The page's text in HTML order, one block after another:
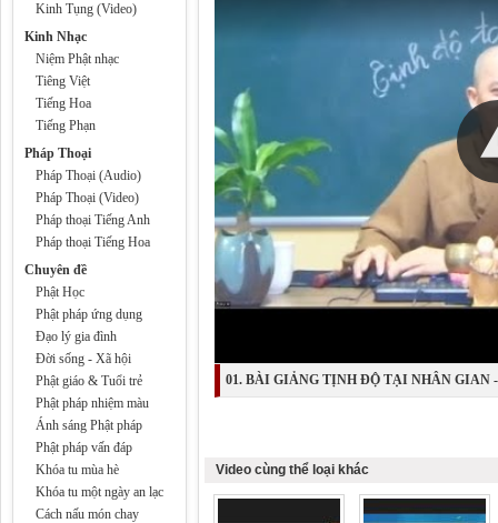
Kinh Tụng (Video)
Kinh Nhạc
Niệm Phật nhạc
Tiêng Việt
Tiếng Hoa
Tiếng Phạn
Pháp Thoại
Pháp Thoại (Audio)
Pháp Thoại (Video)
Pháp thoại Tiếng Anh
Pháp thoại Tiếng Hoa
Chuyên đề
Phật Học
Phật pháp ứng dụng
Đạo lý gia đình
Đời sống - Xã hội
Phật giáo & Tuổi trẻ
Phật pháp nhiệm màu
Ánh sáng Phật pháp
Phật pháp vấn đáp
Khóa tu mùa hè
Khóa tu một ngày an lạc
Cách nấu món chay
01. BÀI GIẢNG TỊNH ĐỘ TẠI NHÂN GIAN
Video cùng thể loại khác